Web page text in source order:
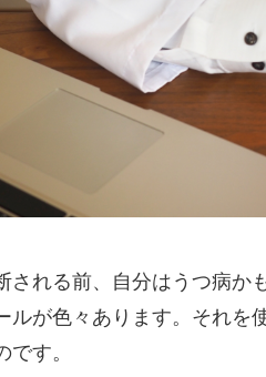
される前、自分はうつ病か
ルが色々あります。それを
です。